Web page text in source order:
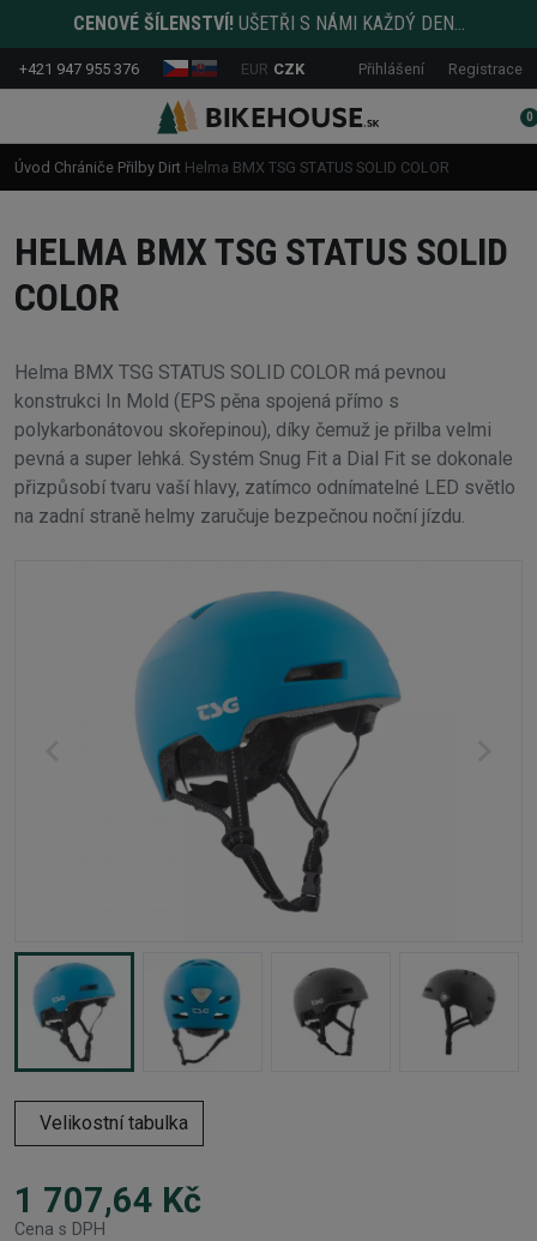
CENOVÉ ŠÍLENSTVÍ! UŠETŘI S NÁMI KAŽDÝ DEN...
+421 947 955 376 EUR CZK Přihlášení Registrace
0
Úvod Chrániče Přilby Dirt Helma BMX TSG STATUS SOLID COLOR
HELMA BMX TSG STATUS SOLID
COLOR
Helma BMX TSG STATUS SOLID COLOR má pevnou
konstrukci In Mold (EPS pěna spojená přímo s
polykarbonátovou skořepinou), díky čemuž je přilba velmi
pevná a super lehká. Systém Snug Fit a Dial Fit se dokonale
přizpůsobí tvaru vaší hlavy, zatímco odnímatelné LED světlo
na zadní straně helmy zaručuje bezpečnou noční jízdu.
Velikostní tabulka
1 707,64 Kč
Cena s DPH